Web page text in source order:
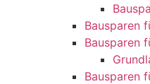
Bausparen
Bausparen
Bausparen